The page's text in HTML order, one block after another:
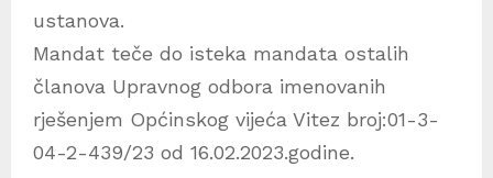
ustanova.
Mandat teče do isteka mandata ostalih
članova Upravnog odbora imenovanih
rješenjem Općinskog vijeća Vitez broj:01-3-
04-2-439/23 od 16.02.2023.godine.